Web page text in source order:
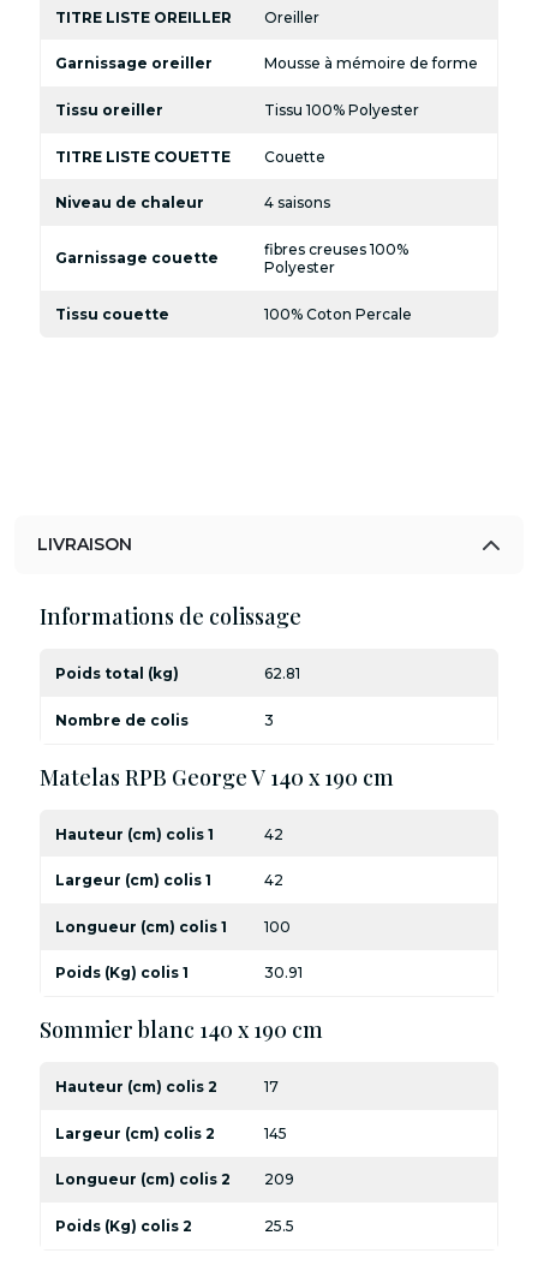
TITRE LISTE OREILLER Oreiller
Garnissage oreiller Mousse à mémoire de forme
Tissu oreiller Tissu 100% Polyester
TITRE LISTE COUETTE Couette
Niveau de chaleur 4 saisons
Garnissage couette
fibres creuses 100%
Polyester
Tissu couette 100% Coton Percale
LIVRAISON
Informations de colissage
Poids total (kg) 62.81
Nombre de colis 3
Matelas RPB George V 140 x 190 cm
Hauteur (cm) colis 1 42
Largeur (cm) colis 1 42
Longueur (cm) colis 1 100
Poids (Kg) colis 1 30.91
Sommier blanc 140 x 190 cm
Hauteur (cm) colis 2 17
Largeur (cm) colis 2 145
Longueur (cm) colis 2 209
Poids (Kg) colis 2 25.5